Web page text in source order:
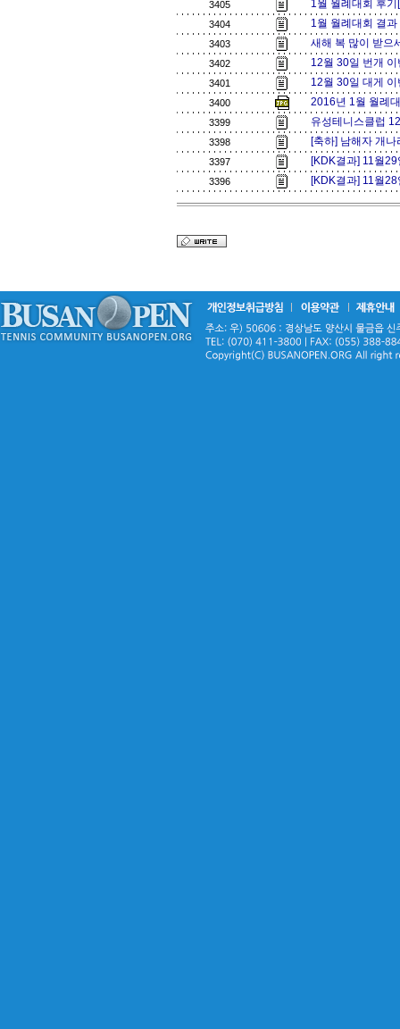
3405 1월 월례대회 후
3404 1월 월례대회 결
3403 새해 복 많이 받으
3402 12월 30일 번개
3401 12월 30일 대게
3400 2016년 1월 월례
3399 유성테니스클럽
3398 [축하] 남해자 개
3397 [KDK결과] 11월
3396 [KDK결과] 11월